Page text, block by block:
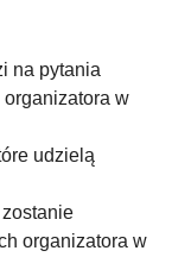
na pytania
w
udzielą
organizatora w